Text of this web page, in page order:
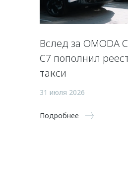
Вслед за OMODA
C7 пополнил
такси
31 июля 2026
Подробнее